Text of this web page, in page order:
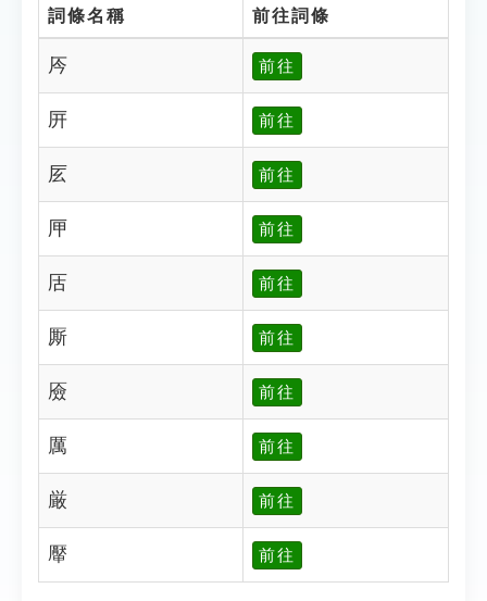
詞條名稱 前往詞條
㕂 前往
㕃 前往
㕄 前往
㕅 前往
㕆 前往
厮 前往
厱 前往
厲 前往
厳 前往
厴 前往